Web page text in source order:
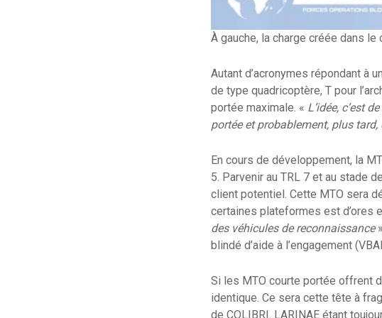
À gauche, la charge créée dans le
Autant d’acronymes répondant à
de type quadricoptère, T pour
portée maximale. « L’idée, c’est
portée et probablement, plus
En cours de développement, la
5. Parvenir au TRL 7 et au stade
client potentiel. Cette MTO sera
certaines plateformes est d’ores
des véhicules de reconnaissance
blindé d’aide à l’engagement
Si les MTO courte portée offrent
identique. Ce sera cette tête à
de COLIBRI. LARINAE étant